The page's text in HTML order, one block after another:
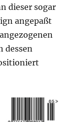
dieser sogar
angepaßt
dessen